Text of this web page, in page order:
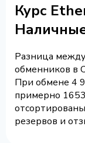
Курс
Разница
обменников в
При обмене 4
примерно
резервов и